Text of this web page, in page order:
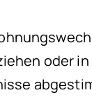
oder